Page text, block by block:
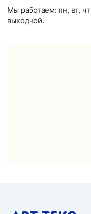
Мы работаем: пн, вт,
выходной.